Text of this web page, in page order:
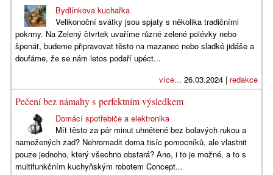
Bydlínkova kuchařka
Velikonoční svátky jsou spjaty s několika tradičními
pokrmy. Na Zelený čtvrtek uvaříme různé zelené polévky nebo
špenát, budeme připravovat těsto na mazanec nebo sladké jidáše a
doufáme, že se nám letos podaří upéct...
více... 26.03.2024 | redakce
Pečení bez námahy s perfektním výsledkem
Domácí spotřebiče a elektronika
Mít těsto za pár minut uhnětené bez bolavých rukou a
namožených zad? Nehromadit doma tisíc pomocníků, ale vlastnit
pouze jednoho, který všechno obstará? Ano, i to je možné, a to s
multifunkčním kuchyňským robotem Concept...